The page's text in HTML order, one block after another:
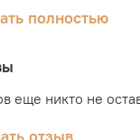
Carel
в серию
Carel
полностью
еще никто не
отзыв